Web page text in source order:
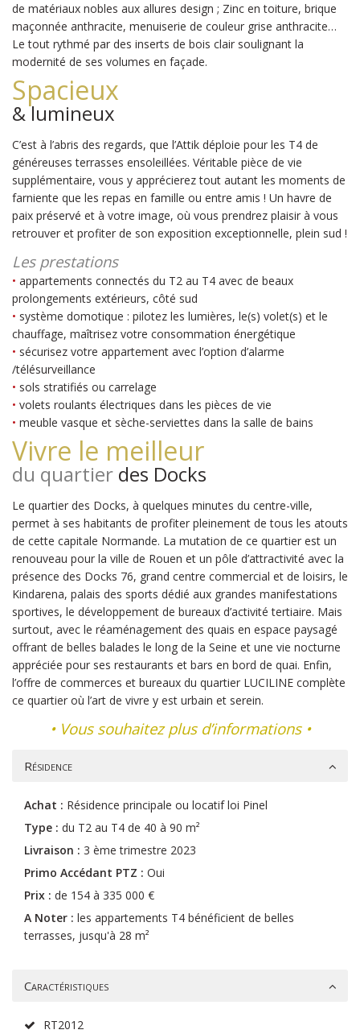
de matériaux nobles aux allures design ; Zinc en toiture, brique
maçonnée anthracite, menuiserie de couleur grise anthracite…
Le tout rythmé par des inserts de bois clair soulignant la
modernité de ses volumes en façade.
Spacieux
& lumineux
C’est à l’abris des regards, que l’Attik déploie pour les T4 de
généreuses terrasses ensoleillées. Véritable pièce de vie
supplémentaire, vous y apprécierez tout autant les moments de
farniente que les repas en famille ou entre amis ! Un havre de
paix préservé et à votre image, où vous prendrez plaisir à vous
retrouver et profiter de son exposition exceptionnelle, plein sud !
Les prestations
• appartements connectés du T2 au T4 avec de beaux
prolongements extérieurs, côté sud
• système domotique : pilotez les lumières, le(s) volet(s) et le
chauffage, maîtrisez votre consommation énergétique
• sécurisez votre appartement avec l’option d’alarme
/télésurveillance
• sols stratifiés ou carrelage
• volets roulants électriques dans les pièces de vie
• meuble vasque et sèche-serviettes dans la salle de bains
Vivre le meilleur
du quartier des Docks
Le quartier des Docks, à quelques minutes du centre-ville,
permet à ses habitants de profiter pleinement de tous les atouts
de cette capitale Normande. La mutation de ce quartier est un
renouveau pour la ville de Rouen et un pôle d’attractivité avec la
présence des Docks 76, grand centre commercial et de loisirs, le
Kindarena, palais des sports dédié aux grandes manifestations
sportives, le développement de bureaux d’activité tertiaire. Mais
surtout, avec le réaménagement des quais en espace paysagé
offrant de belles balades le long de la Seine et une vie nocturne
appréciée pour ses restaurants et bars en bord de quai. Enfin,
l’offre de commerces et bureaux du quartier LUCILINE complète
ce quartier où l’art de vivre y est urbain et serein.
• Vous souhaitez plus d’informations •
Résidence
Achat : Résidence principale ou locatif loi Pinel
Type : du T2 au T4 de 40 à 90 m²
Livraison : 3 ème trimestre 2023
Primo Accédant PTZ : Oui
Prix : de 154 à 335 000 €
A Noter : les appartements T4 bénéficient de belles
terrasses, jusqu'à 28 m²
Caractéristiques
RT2012